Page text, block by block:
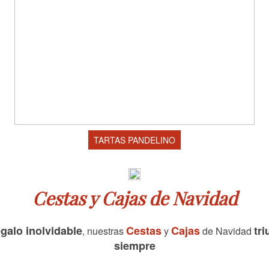
TARTAS PANDELINO
Cestas y Cajas de Navidad
inolvidable, nuestrasCestasyCajasde Navidad
siempre